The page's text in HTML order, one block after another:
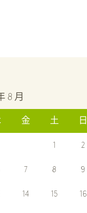
8月
金 土 日
1 2
7 8 9
14 15 16